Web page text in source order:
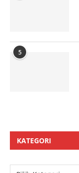
5
KATEGORI